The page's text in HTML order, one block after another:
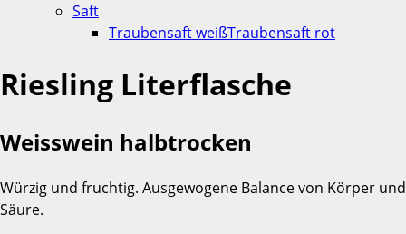
Saft
Traubensaft weißTraubensaft rot
Riesling Literflasche
Weisswein halbtrocken
Würzig und fruchtig. Ausgewogene Balance von Körper und
Säure.